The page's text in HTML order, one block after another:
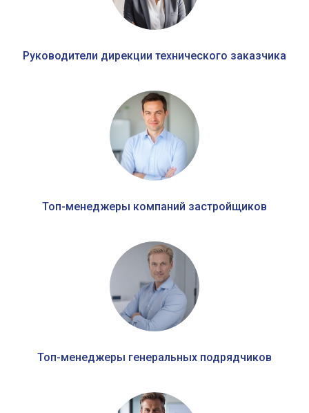
Руководители дирекции технического заказчика
Топ-менеджеры компаний застройщиков
Топ-менеджеры генеральных подрядчиков